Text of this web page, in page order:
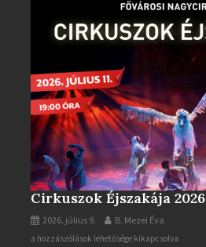
Cirkuszok Éjszakája 2026
2026. július 9. B. Mezei Éva
Cirkuszok
a hozzászólások lehetősége kikapcsolva